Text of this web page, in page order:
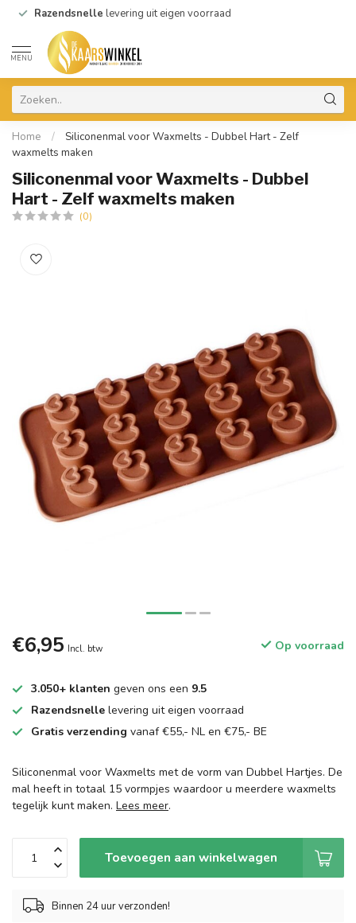
Razendsnelle levering uit eigen voorraad
MENU
Home /
Siliconenmal voor Waxmelts - Dubbel Hart - Zelf
waxmelts maken
Siliconenmal voor Waxmelts - Dubbel
Hart - Zelf waxmelts maken
(0)
€6,95 Incl. btw Op voorraad
3.050+ klanten geven ons een 9.5
Razendsnelle levering uit eigen voorraad
Gratis verzending vanaf €55,- NL en €75,- BE
Siliconenmal voor Waxmelts met de vorm van Dubbel Hartjes. De
mal heeft in totaal 15 vormpjes waardoor u meerdere waxmelts
tegelijk kunt maken. Lees meer.
Toevoegen aan winkelwagen
Binnen 24 uur verzonden!